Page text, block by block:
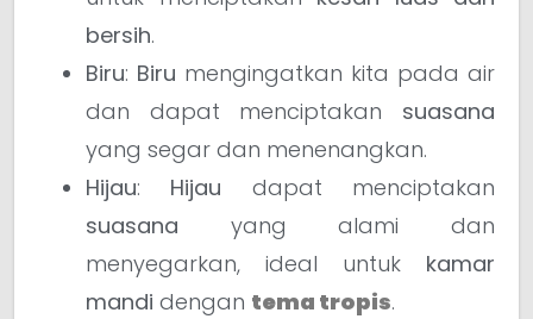
bersih.
Biru: Biru mengingatkan kita pada air
dan dapat menciptakan suasana
yang segar dan menenangkan.
Hijau: Hijau dapat menciptakan
suasana yang alami dan
menyegarkan, ideal untuk kamar
mandi dengan tema tropis.